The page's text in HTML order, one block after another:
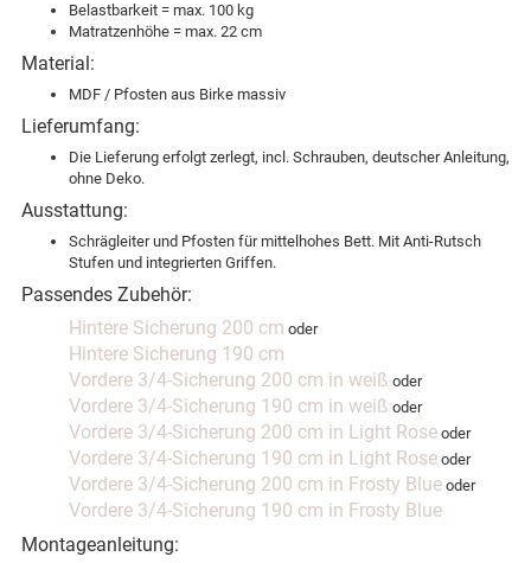
Belastbarkeit = max. 100 kg
Matratzenhöhe = max. 22 cm
Material:
MDF / Pfosten aus Birke massiv
Lieferumfang:
Die Lieferung erfolgt zerlegt, incl. Schrauben, deutscher Anleitung,
ohne Deko.
Ausstattung:
Schrägleiter und Pfosten für mittelhohes Bett. Mit Anti-Rutsch
Stufen und integrierten Griffen.
Passendes Zubehör:
Hintere Sicherung 200 cm oder
Hintere Sicherung 190 cm
Vordere 3/4-Sicherung 200 cm in weiß oder
Vordere 3/4-Sicherung 190 cm in weiß oder
Vordere 3/4-Sicherung 200 cm in Light Rose oder
Vordere 3/4-Sicherung 190 cm in Light Rose oder
Vordere 3/4-Sicherung 200 cm in Frosty Blue oder
Vordere 3/4-Sicherung 190 cm in Frosty Blue
Montageanleitung: